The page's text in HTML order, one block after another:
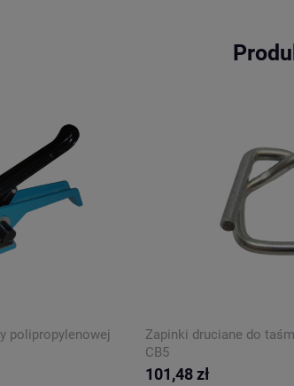
polipropylenowej
Zapinki druciane do
CB5
101,48 zł